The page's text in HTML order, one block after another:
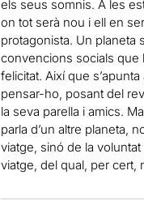
els seus somnis. A les
on tot serà nou i ell en
protagonista. Un planeta
convencions socials que
felicitat. Així que
pensar-ho, posant del
la seva parella i amics.
parla d’un altre planeta,
viatge, sinó de la
viatge, del qual, per cert,